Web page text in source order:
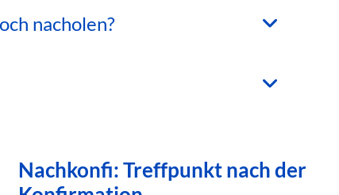
nacholen?
Nachkonfi: Treffpunkt nach der